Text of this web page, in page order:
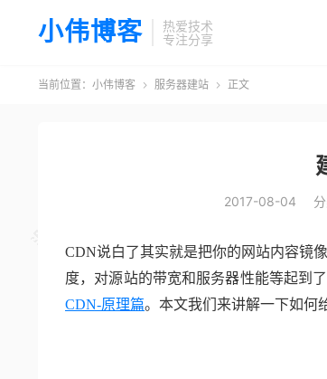
小伟博客
热爱技术
专注分享
当前位置： 小伟博客  服务器建站  正文
2017-08-04 分
CDN说白了其实就是把你的网站内容镜
度，对源站的带宽和服务器性能等起到
CDN-原理篇。本文我们来讲解一下如何